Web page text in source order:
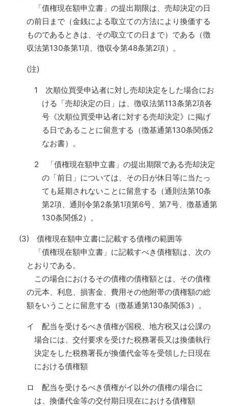
「債権現在額申立書」の提出期限は、売却決定の日
の前日まで（金銭による取立ての方法により換価する
ものであるときは、その取立ての日まで）である（徴
収法第130条第1項、徴収令第48条第2項）。
(注)
1 次順位買受申込者に対し売却決定をした場合にお
ける「売却決定の日」は、徴収法第113条第2項各
号《次順位買受申込者に対する売却決定》に掲げ
る日であることに留意する（徴基通第130条関係2
なお書）。
2 「債権現在額申立書」の提出期限である売却決定
の「前日」については、その日が休日等に当たっ
ても延期されないことに留意する（通則法第10条
第2項、通則令第2条第1項第6号、第7号、徴基通第
130条関係2）。
(3) 債権現在額申立書に記載する債権の範囲等
「債権現在額申立書」に記載すべき債権額は、次の
とおりである。
この場合におけるその債権の債権額とは、その債権
の元本、利息、損害金、費用その他附帯の債権額の総
額をいうことに留意する（徴基通第130条関係3）。
イ 配当を受けるべき債権が国税、地方税又は公課の
場合には、交付要求を受けた税務署長又は換価執行
決定をした税務署長が換価代金等を受領した日現在
における債権額
ロ 配当を受けるべき債権がイ以外の債権の場合に
は、換価代金等の交付期日現在における債権額